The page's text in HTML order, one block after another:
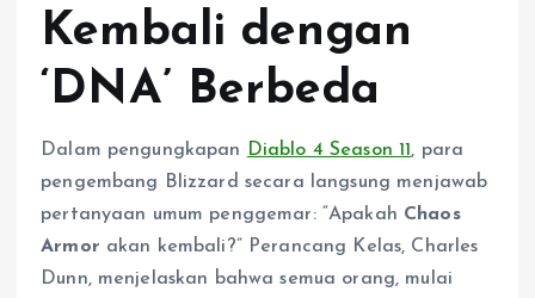
Kembali dengan
‘DNA’ Berbeda
Dalam pengungkapan Diablo 4 Season 11, para
pengembang Blizzard secara langsung menjawab
pertanyaan umum penggemar: “Apakah Chaos
Armor akan kembali?” Perancang Kelas, Charles
Dunn, menjelaskan bahwa semua orang, mulai